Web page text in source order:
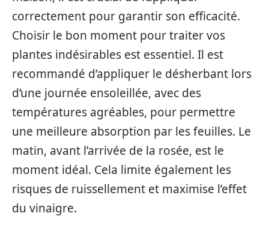
correctement pour garantir son efficacité.
Choisir le bon moment pour traiter vos
plantes indésirables est essentiel. Il est
recommandé d’appliquer le désherbant lors
d’une journée ensoleillée, avec des
températures agréables, pour permettre
une meilleure absorption par les feuilles. Le
matin, avant l’arrivée de la rosée, est le
moment idéal. Cela limite également les
risques de ruissellement et maximise l’effet
du vinaigre.